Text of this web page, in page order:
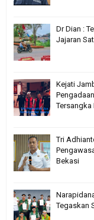
Dr Dian :
Jajaran
Kejati
Tersangka
Tri
Bekasi
Tegaskan